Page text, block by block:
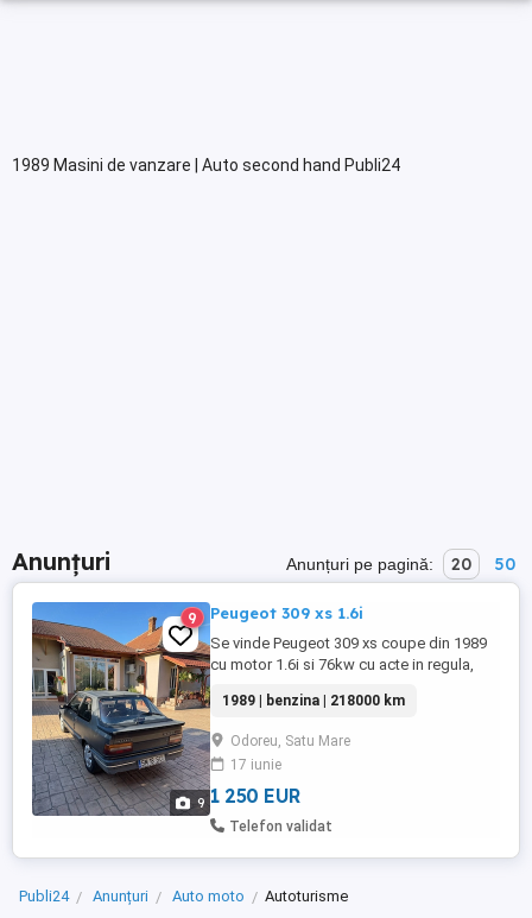
1989 Masini de vanzare | Auto second hand Publi24
Anunțuri Anunțuri pe pagină: 20 50
9
9 Peugeot 309 xs 1.6i
Se vinde Peugeot 309 xs coupe din 1989
cu motor 1.6i si 76kw cu acte in regula,
mai are nevoie de atentie. Interior decent
pentru varsta ei. 4 jante tabla cu anvelope
ca si noi de iarna si capace, distributie
noua achizitionata si nemontata. Masina a
fost ...
1989 | benzina | 218000 km
Odoreu, Satu Mare
17 iunie
1 250 EUR
Telefon validat
Publi24 Anunțuri Auto moto Autoturisme